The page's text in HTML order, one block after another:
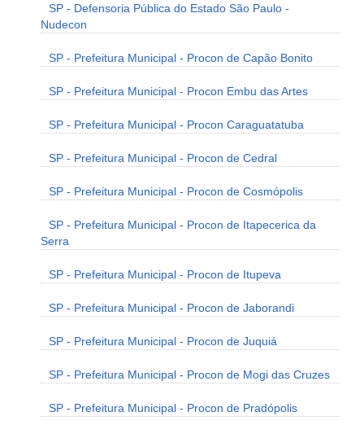
SP - Defensoria Pública do Estado São Paulo -
Nudecon
SP - Prefeitura Municipal - Procon de Capão Bonito
SP - Prefeitura Municipal - Procon Embu das Artes
SP - Prefeitura Municipal - Procon Caraguatatuba
SP - Prefeitura Municipal - Procon de Cedral
SP - Prefeitura Municipal - Procon de Cosmópolis
SP - Prefeitura Municipal - Procon de Itapecerica da
Serra
SP - Prefeitura Municipal - Procon de Itupeva
SP - Prefeitura Municipal - Procon de Jaborandi
SP - Prefeitura Municipal - Procon de Juquiá
SP - Prefeitura Municipal - Procon de Mogi das Cruzes
SP - Prefeitura Municipal - Procon de Pradópolis